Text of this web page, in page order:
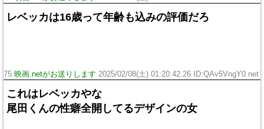
レベッカは16歳って年齢も込みの評価だろ
75:映画.netがお送りします 2025/02/08(土) 01:20:42.26 ID:QAv5VngY0.net
これはレベッカやな
尾田くんの性癖全開してるデザインの女